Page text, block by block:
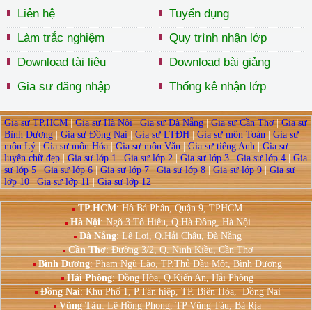
Liên hệ
Làm trắc nghiệm
Download tài liệu
Gia sư đăng nhập
Tuyển dụng
Quy trình nhận lớp
Download bài giảng
Thống kê nhận lớp
Gia sư TP.HCM|Gia sư Hà Nội|Gia sư Đà Nẵng|Gia sư Cần Thơ|Gia sư
Bình Dương | Gia sư Đồng Nai | Gia sư LTĐH | Gia sư môn Toán | Gia sư
môn Lý|Gia sư môn Hóa|Gia sư môn Văn|Gia sư tiếng Anh|Gia sư
luyện chữ đẹp | Gia sư lớp 1 | Gia sư lớp 2 | Gia sư lớp 3 | Gia sư lớp 4 | Gia
sư lớp 5|Gia sư lớp 6|Gia sư lớp 7|Gia sư lớp 8|Gia sư lớp 9|Gia sư
lớp 10|Gia sư lớp 11|Gia sư lớp 12|
TP.HCM: Hồ Bá Phấn, Quận 9, TPHCM
Hà Nội: Ngõ 3 Tô Hiệu, Q.Hà Đông, Hà Nội
Đà Nẵng: Lê Lợi, Q.Hải Châu, Đà Nẵng
Cần Thơ: Đường 3/2, Q. Ninh Kiều, Cần Thơ
Bình Dương: Phạm Ngũ Lão, TP.Thủ Dầu Một, Bình Dương
Hải Phòng: Đồng Hòa, Q.Kiến An, Hải Phòng
Đồng Nai:Khu Phố 1, P.Tân hiệp, TP. Biên Hòa, Đồng Nai
Vũng Tàu: Lê Hồng Phong, TP Vũng Tàu, Bà Rịa